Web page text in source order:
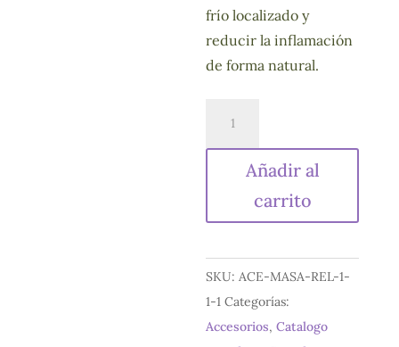
frío localizado y
reducir la inflamación
de forma natural.
Cannabis
y
Natural
para
Dolores
Añadir al
carrito
SKU:ACE-MASA-REL-1-
1-1 Categorías:
Accesorios,Catalogo